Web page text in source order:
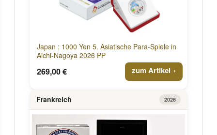
Japan : 1000 Yen 5. Asiatische Para-Spiele in
Aichi-Nagoya 2026 PP
269,00 € zum Artikel
Frankreich 2026